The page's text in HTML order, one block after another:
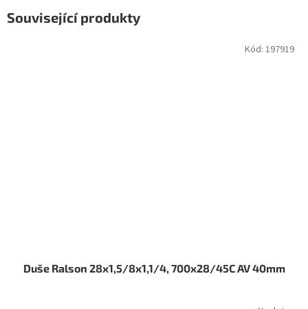
Související produkty
Duše Ralson 28x1,5/8x1,1/4, 700x28/45C AV 40mm
Kód: 197919